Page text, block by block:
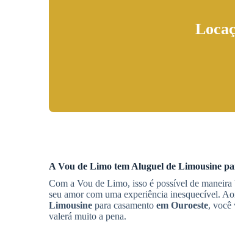
A Vou de Limo tem Aluguel de Limousine
Com a Vou de Limo, isso é possível de maneira
seu amor com uma experiência inesquecível.
Limousine para casamento em Ouroeste, você
valerá muito a pena.